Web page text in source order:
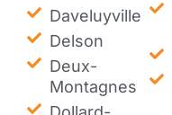
Daveluyville
Delson
Deux-
Montagnes